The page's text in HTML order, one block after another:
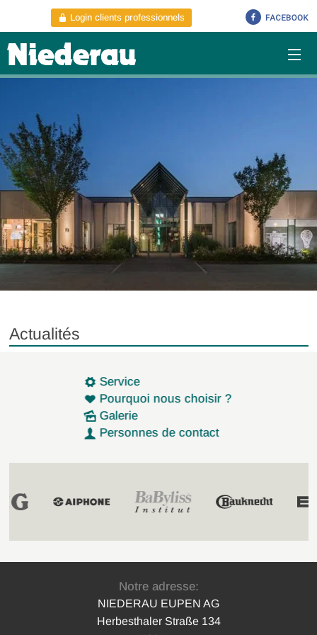
Login clients professionnels
Actualités
Service
Pourquoi nous choisir ?
Galerie
Personnes de contact
Notre adresse:
NIEDERAU EUPEN AG
Herbesthaler Straße 134